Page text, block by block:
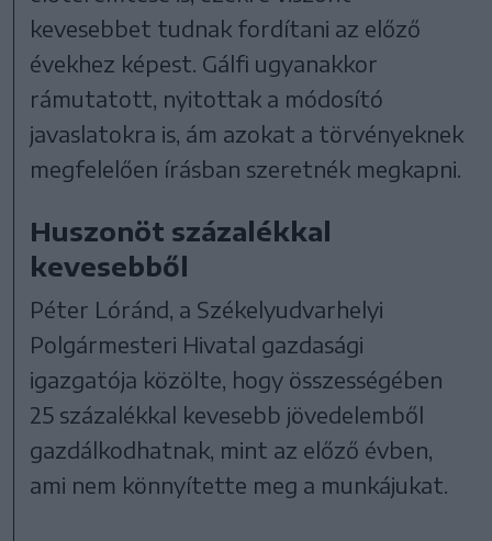
kevesebbet tudnak fordítani az előző
évekhez képest. Gálfi ugyanakkor
rámutatott, nyitottak a módosító
javaslatokra is, ám azokat a törvényeknek
megfelelően írásban szeretnék megkapni.
Huszonöt százalékkal
kevesebből
Péter Lóránd, a Székelyudvarhelyi
Polgármesteri Hivatal gazdasági
igazgatója közölte, hogy összességében
25 százalékkal kevesebb jövedelemből
gazdálkodhatnak, mint az előző évben,
ami nem könnyítette meg a munkájukat.